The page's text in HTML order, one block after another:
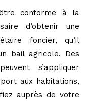
conforme à la
d’obtenir une
foncier, qu’il
bail agricole. Des
s’appliquer
aux habitations,
auprès de votre